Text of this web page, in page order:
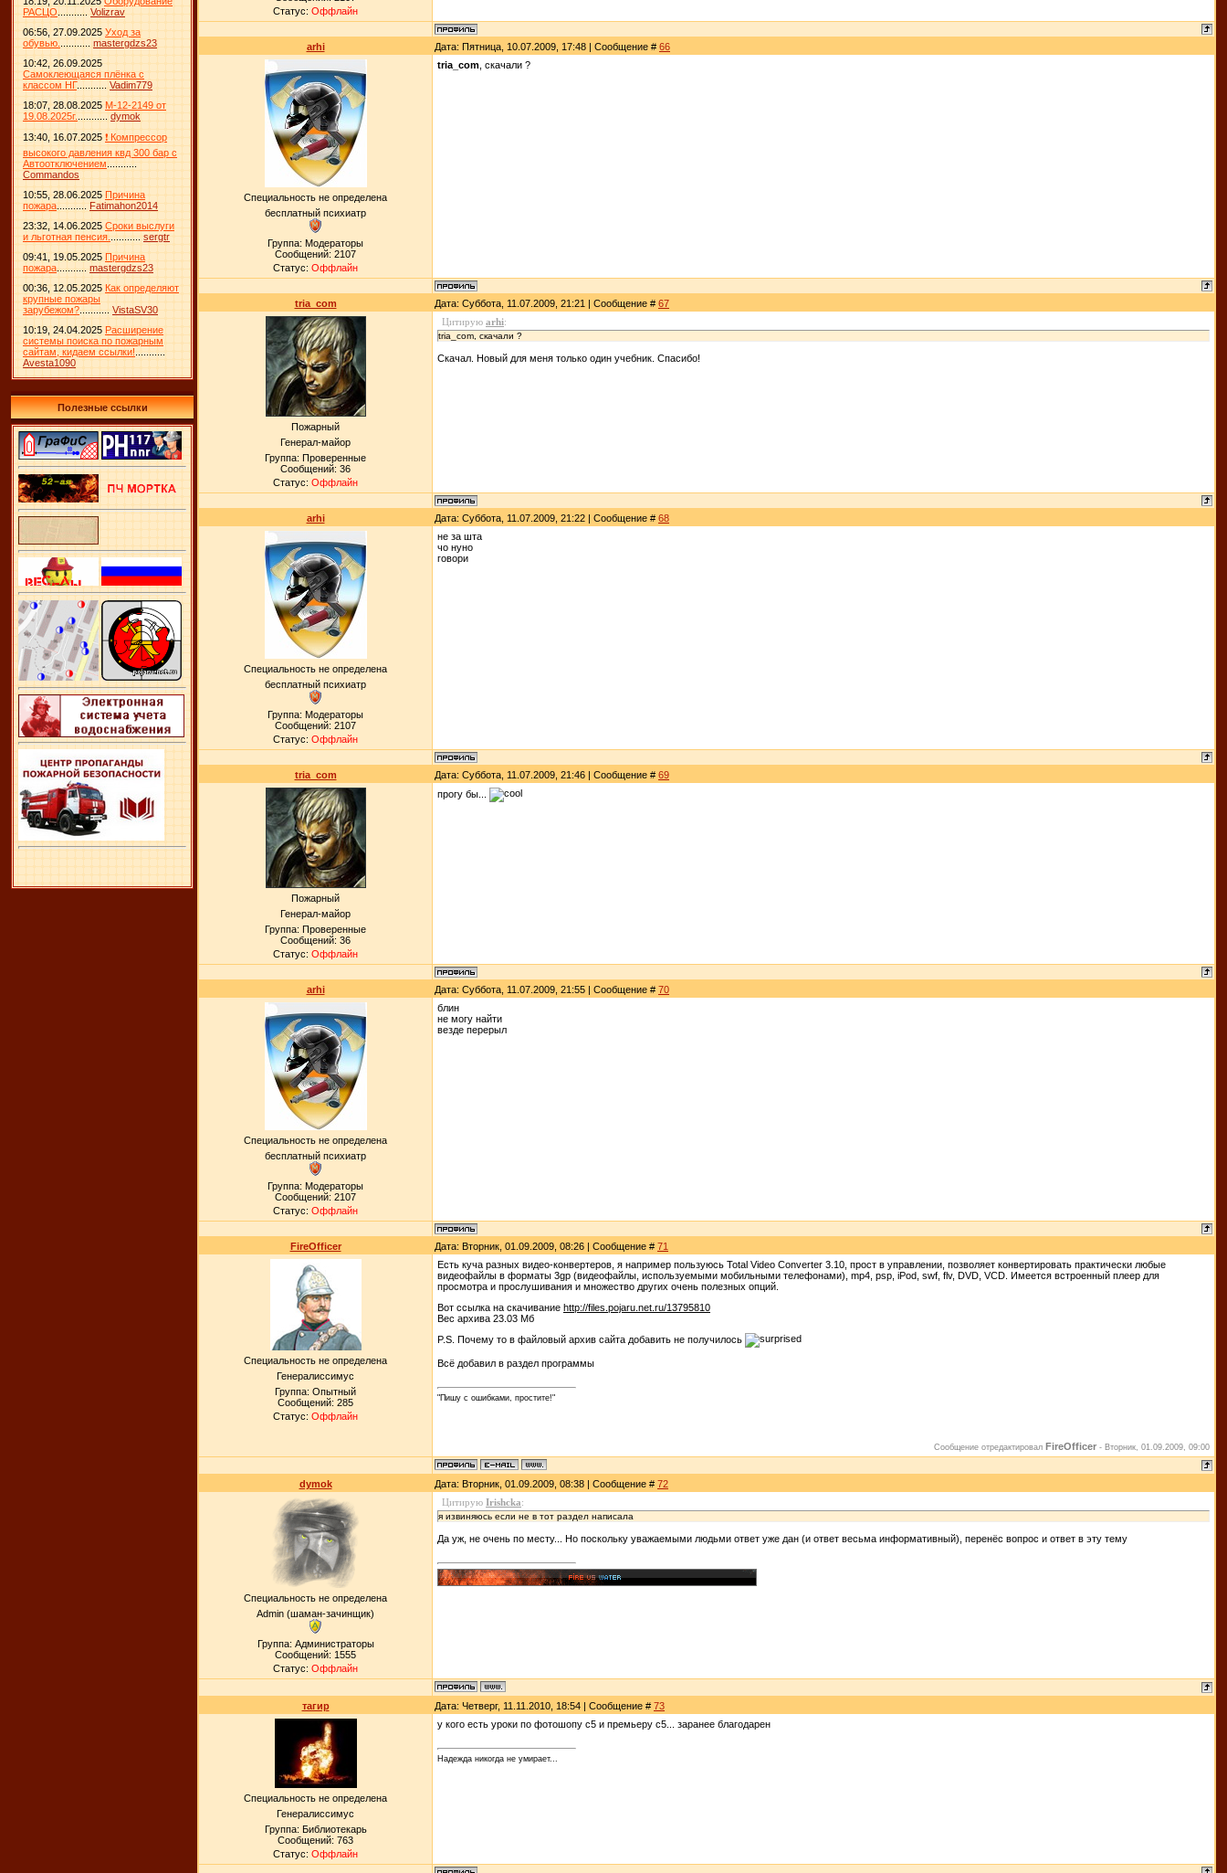
РАСЦО
Volizrav
06:56, 27.09.2025 Уход за
обувью.
mastergdzs23
10:42, 26.09.2025
Самоклеющаяся плёнка с
классом НГ...........
Vadim779
18:07, 28.08.2025 М-12-2149 от
19.08.2025г.
dymok
13:40, 16.07.2025 ❗ Компрессор
высокого давления квд 300 бар с
Автоотключением
Commandos
10:55, 28.06.2025 Причина
пожара
Fatimahon2014
23:32, 14.06.2025 Сроки выслуги
и льготная пенсия.
sergtr
09:41, 19.05.2025 Причина
пожара
mastergdzs23
00:36, 12.05.2025 Как определяют
крупные пожары
зарубежом?
VistaSV30
10:19, 24.04.2025 Расширение
системы поиска по пожарным
сайтам, кидаем ссылки!
Avesta1090
Полезные ссылки
Статус: Оффлайн
arhi Дата: Пятница, 10.07.2009, 17:48 | Сообщение # 66
Специальность не определена
бесплатный психиатр
Группа: Модераторы
Сообщений: 2107
Статус: Оффлайн
tria_com , скачали ?
tria_com Дата: Суббота, 11.07.2009, 21:21 | Сообщение # 67
Пожарный
Генерал-майор
Группа: Проверенные
Сообщений: 36
Статус: Оффлайн
Цитирую arhi:
tria_com, скачали ?
Скачал. Новый для меня только один учебник. Спасибо!
arhi Дата: Суббота, 11.07.2009, 21:22 | Сообщение # 68
Специальность не определена
бесплатный психиатр
Группа: Модераторы
Сообщений: 2107
Статус: Оффлайн
не за шта
чо нуно
говори
tria_com Дата: Суббота, 11.07.2009, 21:46 | Сообщение # 69
Пожарный
Генерал-майор
Группа: Проверенные
Сообщений: 36
Статус: Оффлайн
прогу бы...
arhi Дата: Суббота, 11.07.2009, 21:55 | Сообщение # 70
Специальность не определена
бесплатный психиатр
Группа: Модераторы
Сообщений: 2107
Статус: Оффлайн
блин
не могу найти
везде перерыл
FireOfficer Дата: Вторник, 01.09.2009, 08:26 | Сообщение # 71
Специальность не определена
Генералиссимус
Группа: Опытный
Сообщений: 285
Статус: Оффлайн
Есть куча разных видео-конвертеров, я например пользуюсь Total Video Converter 3.10, прост в управлении, позволяет конвертировать практически любые
видеофайлы в форматы 3gp (видеофайлы, используемыми мобильными телефонами), mp4, psp, iPod, swf, flv, DVD, VCD. Имеется встроенный плеер для
просмотра и прослушивания и множество других очень полезных опций.
Вот ссылка на скачивание http://files.pojaru.net.ru/13795810
Вес архива 23.03 Мб
P.S. Почему то в файловый архив сайта добавить не получилось
Всё добавил в раздел программы
"Пишу с ошибками, простите!"
Сообщение отредактировал FireOfficer - Вторник, 01.09.2009, 09:00
dymok Дата: Вторник, 01.09.2009, 08:38 | Сообщение # 72
Специальность не определена
Admin (шаман-зачинщик)
Группа: Администраторы
Сообщений: 1555
Статус: Оффлайн
Цитирую Irishcka:
я извиняюсь если не в тот раздел написала
Да уж, не очень по месту... Но поскольку уважаемыми людьми ответ уже дан (и ответ весьма информативный), перенёс вопрос и ответ в эту тему
тагир Дата: Четверг, 11.11.2010, 18:54 | Сообщение # 73
Специальность не определена
Генералиссимус
Группа: Библиотекарь
Сообщений: 763
Статус: Оффлайн
у кого есть уроки по фотошопу с5 и премьеру с5... заранее благодарен
Надежда никогда не умирает...